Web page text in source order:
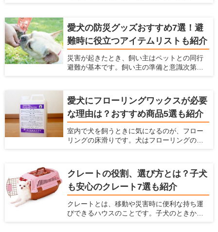
が大変という悩みもあると思います。 サロン
でバリカンをしてもらうこともできますが、
自宅でお手入れとしてバリカンをしてあげた
いという飼い主さんも多いと思います。そこ
で今回は、ペット用バリカンの選び方とス
ムーズに足裏や顔の毛をケアできるおすすめ
愛犬の防災グッズおすすめ7選！避
難時に役立つアイテムリストも紹介
災害が起きたとき、飼い主はペットとの同行
避難が基本です。飼い主の準備と意識次第
どんな防災グッズを用意しておけばよいで
しょうか。 愛犬の安全と健康を守るため、ラ
イフラインの停止を想定して、今から必要な
防災グッズを備蓄しておきましょう。ここで
は、避難生活に必要なアイテムリストとおす
すめの防災グッズを紹介します。
愛犬にフローリングワックスが必要
な理由は？おすすめ商品5選も紹介
室内で犬を飼うときに気になるのが、フロー
リングの床滑りです。犬はフローリングの上
間で過ごしたいなら、ペット対応可のフロー
リングワックスがおすすめです。床に塗るだ
けで滑り止めやキズ防止効果が得られます。
この記事では、フローリングワックスを選ぶ
ポイントとフロアコーティングとの違い、お
すすめ商品5つを紹介します。
クレートの役割、選び方とは？子犬
も安心のクレート7選も紹介
クレートとは、移動や災害時に便利な持ち運
びできるハウスのことです。子犬のときから